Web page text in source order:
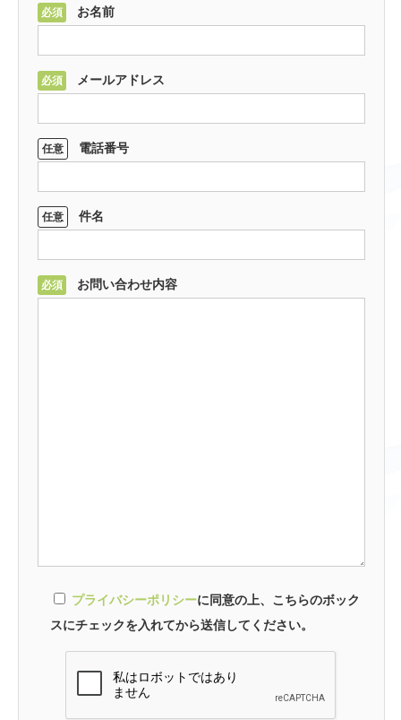
必須 お名前
必須 メールアドレス
任意 電話番号
任意 件名
必須 お問い合わせ内容
プライバシーポリシーに同意の上、こちらのボック
スにチェックを入れてから送信してください。